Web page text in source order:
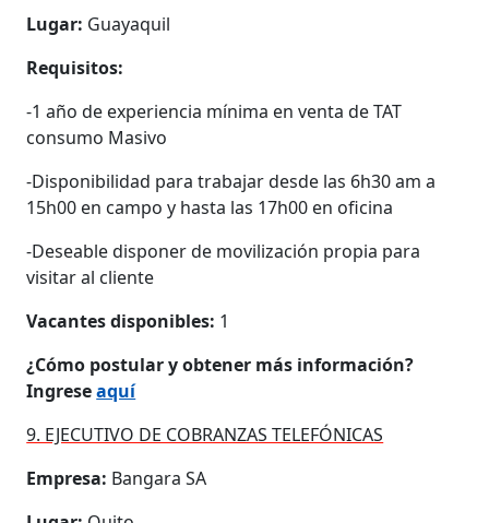
Lugar: Guayaquil
Requisitos:
-1 año de experiencia mínima en venta de TAT
consumo Masivo
-Disponibilidad para trabajar desde las 6h30 am a
15h00 en campo y hasta las 17h00 en oficina
-Deseable disponer de movilización propia para
visitar al cliente
Vacantes disponibles: 1
¿Cómo postular y obtener más información?
Ingreseaquí
9. EJECUTIVO DE COBRANZAS TELEFÓNICAS
Empresa: Bangara SA